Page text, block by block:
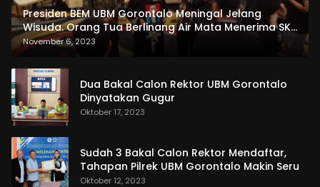
Presiden BEM UBM Gorontalo Meningal Jelang
Wisuda. Orang Tua Berlinang Air Mata Menerima SKL
dan Pemasangan Salempang
November 6, 2023
Dua Bakal Calon Rektor UBM Gorontalo
Dinyatakan Gugur
Oktober 17, 2023
Sudah 3 Bakal Calon Rektor Mendaftar,
Tahapan Pilrek UBM Gorontalo Makin Seru
Oktober 12, 2023